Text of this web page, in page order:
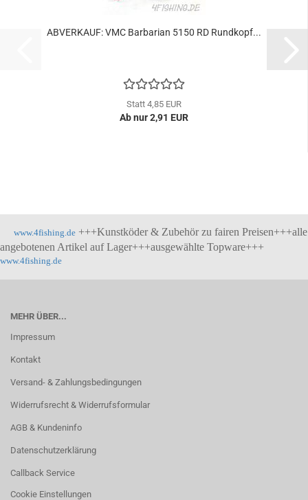
ABVERKAUF: VMC Barbarian 5150 RD Rundkopf...
Statt 4,85 EUR
Ab nur 2,91 EUR
www.4fishing.de +++Kunstköder & Zubehör zu fairen Preisen+++alle
angebotenen Artikel auf Lager+++ausgewählte Topware+++
www.4fishing.de
MEHR ÜBER...
Impressum
Kontakt
Versand- & Zahlungsbedingungen
Widerrufsrecht & Widerrufsformular
AGB & Kundeninfo
Datenschutzerklärung
Callback Service
Cookie Einstellungen